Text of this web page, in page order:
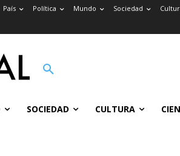
País Política Mundo Sociedad
SOCIEDAD CULTURA